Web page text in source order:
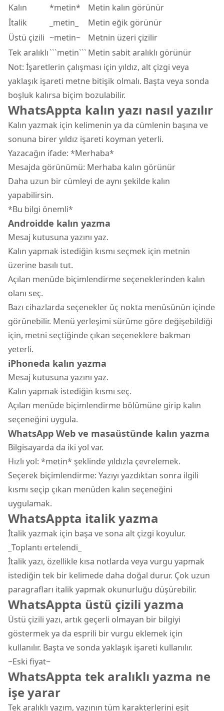
Kalın
*metin*
Metin kalın görünür
İtalik
_metin_
Metin eğik görünür
Üstü çizili ~metin~
Metnin üzeri çizilir
Tek aralıklı```metin``` Metin sabit aralıklı görünür
Not: İşaretlerin çalışması için yıldız, alt çizgi veya
yaklaşık işareti metne bitişik olmalı. Başta veya sonda
boşluk kalırsa biçim bozulabilir.
WhatsAppta kalın yazı nasıl yazılır
Kalın yazmak için kelimenin ya da cümlenin başına ve
sonuna birer yıldız işareti koyman yeterli.
Yazacağın ifade: *Merhaba*
Mesajda görünümü: Merhaba kalın görünür
Daha uzun bir cümleyi de aynı şekilde kalın
yapabilirsin.
*Bu bilgi önemli*
Androidde kalın yazma
Mesaj kutusuna yazını yaz.
Kalın yapmak istediğin kısmı seçmek için metnin
üzerine basılı tut.
Açılan menüde biçimlendirme seçeneklerinden kalın
olanı seç.
Bazı cihazlarda seçenekler üç nokta menüsünün içinde
görünebilir. Menü yerleşimi sürüme göre değişebildiği
için, metni seçtiğinde çıkan seçeneklere bakman
yeterli.
iPhoneda kalın yazma
Mesaj kutusuna yazını yaz.
Kalın yapmak istediğin kısmı seç.
Açılan menüde biçimlendirme bölümüne girip kalın
seçeneğini uygula.
WhatsApp Web ve masaüstünde kalın yazma
Bilgisayarda da iki yol var.
Hızlı yol: *metin* şeklinde yıldızla çevrelemek.
Seçerek biçimlendirme: Yazıyı yazdıktan sonra ilgili
kısmı seçip çıkan menüden kalın seçeneğini
uygulamak.
WhatsAppta italik yazma
İtalik yazmak için başa ve sona alt çizgi koyulur.
_Toplantı ertelendi_
İtalik yazı, özellikle kısa notlarda veya vurgu yapmak
istediğin tek bir kelimede daha doğal durur. Çok uzun
paragrafları italik yapmak okunurluğu düşürebilir.
WhatsAppta üstü çizili yazma
Üstü çizili yazı, artık geçerli olmayan bir bilgiyi
göstermek ya da esprili bir vurgu eklemek için
kullanılır. Başta ve sonda yaklaşık işareti kullanılır.
~Eski fiyat~
WhatsAppta tek aralıklı yazma ne
işe yarar
Tek aralıklı yazım, yazının tüm karakterlerini eşit